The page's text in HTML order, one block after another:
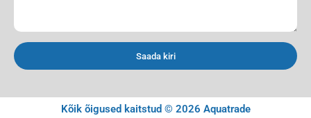
Saada kiri
Kõik õigused kaitstud © 2026 Aquatrade